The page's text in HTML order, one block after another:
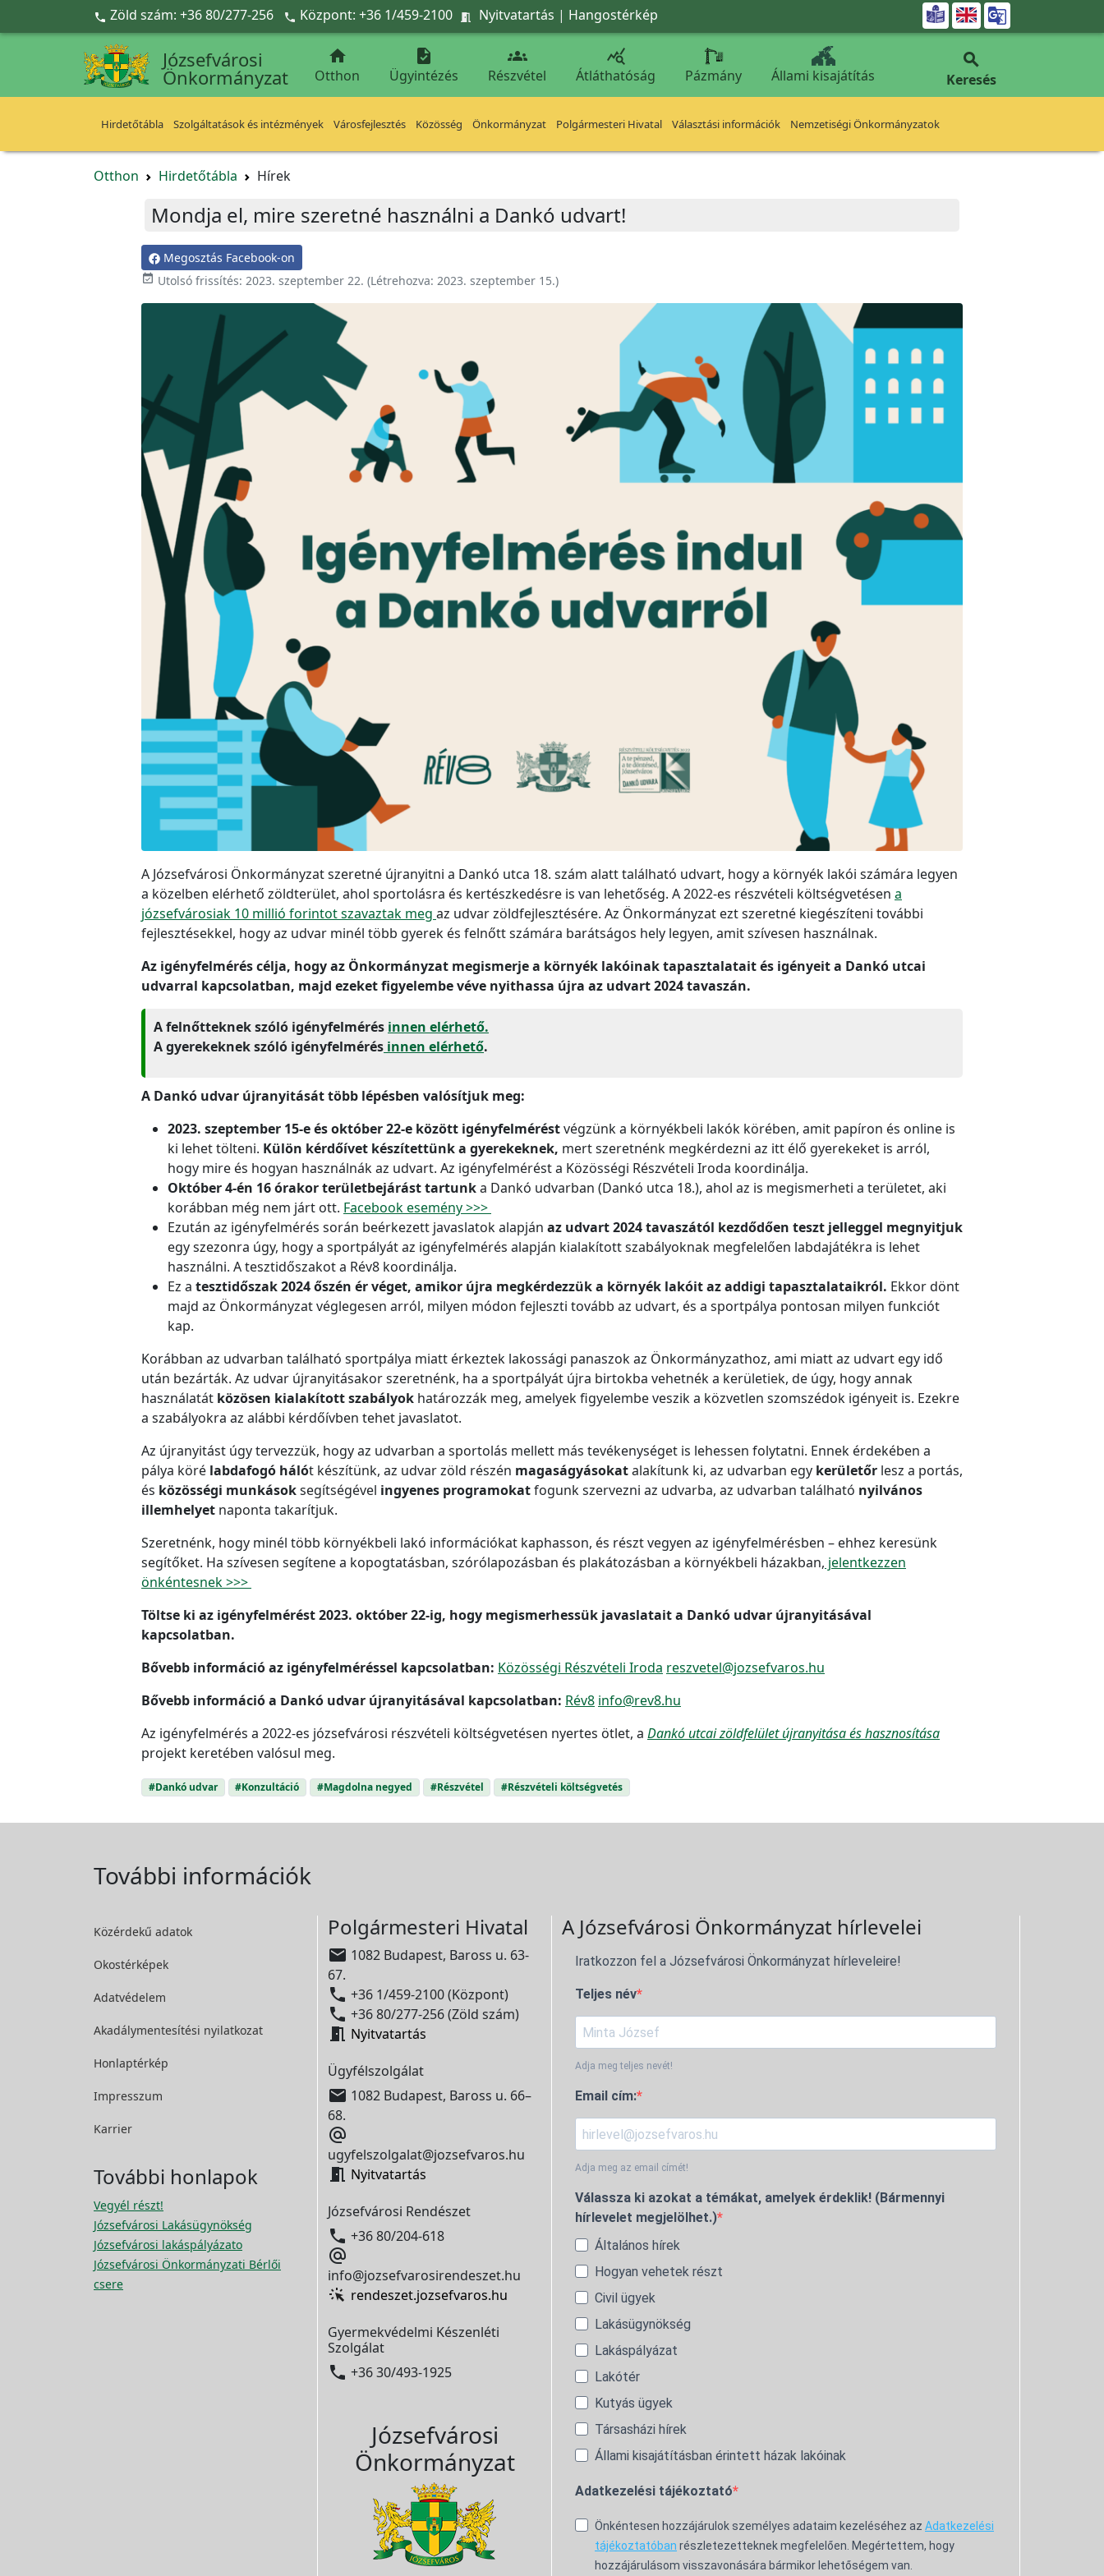
Ugrás a fő tartalomra
 Zöld szám: +36 80/277-256  Központ: +36 1/459-2100  Nyitvatartás | Hangostérkép 
Józsefvárosi
Önkormányzat

Otthon

Ügyintézés

Részvétel

Átláthatóság Pázmány Állami kisajátítás

Keresés
Hirdetőtábla Szolgáltatások és intézmények Városfejlesztés Közösség Önkormányzat Polgármesteri Hivatal Választási információk Nemzetiségi Önkormányzatok
Otthon Hirdetőtábla Hírek
Mondja el, mire szeretné használni a Dankó udvart!
Megosztás Facebook-on
 Utolsó frissítés: 2023. szeptember 22. (Létrehozva: 2023. szeptember 15.)
A Józsefvárosi Önkormányzat szeretné újranyitni a Dankó utca 18. szám alatt található udvart, hogy a környék lakói számára legyen
a közelben elérhető zöldterület, ahol sportolásra és kertészkedésre is van lehetőség. A 2022-es részvételi költségvetésen a
józsefvárosiak 10 millió forintot szavaztak meg az udvar zöldfejlesztésére. Az Önkormányzat ezt szeretné kiegészíteni további
fejlesztésekkel, hogy az udvar minél több gyerek és felnőtt számára barátságos hely legyen, amit szívesen használnak.
Az igényfelmérés célja, hogy az Önkormányzat megismerje a környék lakóinak tapasztalatait és igényeit a Dankó utcai
udvarral kapcsolatban, majd ezeket figyelembe véve nyithassa újra az udvart 2024 tavaszán.
A felnőtteknek szóló igényfelmérés innen elérhető.
A gyerekeknek szóló igényfelmérés innen elérhető.
A Dankó udvar újranyitását több lépésben valósítjuk meg:
2023. szeptember 15-e és október 22-e között igényfelméréstvégzünk a környékbeli lakók körében, amit papíron és online is
ki lehet tölteni. Külön kérdőívet készítettünk a gyerekeknek, mert szeretnénk megkérdezni az itt élő gyerekeket is arról,
hogy mire és hogyan használnák az udvart. Az igényfelmérést a Közösségi Részvételi Iroda koordinálja.
Október 4-én 16 órakor területbejárást tartunka Dankó udvarban (Dankó utca 18.), ahol az is megismerheti a területet, aki
korábban még nem járt ott. Facebook esemény >>>
Ezután az igényfelmérés során beérkezett javaslatok alapján az udvart 2024 tavaszától kezdődően teszt jelleggel megnyitjuk
egy szezonra úgy, hogy a sportpályát az igényfelmérés alapján kialakított szabályoknak megfelelően labdajátékra is lehet
használni. A tesztidőszakot a Rév8 koordinálja.
Ez a tesztidőszak 2024 őszén ér véget, amikor újra megkérdezzük a környék lakóit az addigi tapasztalataikról. Ekkor dönt
majd az Önkormányzat véglegesen arról, milyen módon fejleszti tovább az udvart, és a sportpálya pontosan milyen funkciót
kap.
Korábban az udvarban található sportpálya miatt érkeztek lakossági panaszok az Önkormányzathoz, ami miatt az udvart egy idő
után bezárták. Az udvar újranyitásakor szeretnénk, ha a sportpályát újra birtokba vehetnék a kerületiek, de úgy, hogy annak
használatát közösen kialakított szabályok határozzák meg, amelyek figyelembe veszik a közvetlen szomszédok igényeit is. Ezekre
a szabályokra az alábbi kérdőívben tehet javaslatot.
Az újranyitást úgy tervezzük, hogy az udvarban a sportolás mellett más tevékenységet is lehessen folytatni. Ennek érdekében a
pálya köré labdafogó hálót készítünk, az udvar zöld részén magaságyásokatalakítunk ki, az udvarban egy kerületőr lesz a portás,
és közösségi munkásoksegítségével ingyenes programokatfogunk szervezni az udvarba, az udvarban található nyilvános
illemhelyet naponta takarítjuk.
Szeretnénk, hogy minél több környékbeli lakó információkat kaphasson, és részt vegyen az igényfelmérésben – ehhez keresünk
segítőket. Ha szívesen segítene a kopogtatásban, szórólapozásban és plakátozásban a környékbeli házakban, jelentkezzen
önkéntesnek >>>
Töltse ki az igényfelmérést 2023. október 22-ig, hogy megismerhessük javaslatait a Dankó udvar újranyitásával
kapcsolatban.
Bővebb információ az igényfelméréssel kapcsolatban: Közösségi Részvételi Iroda reszvetel@jozsefvaros.hu
Bővebb információ a Dankó udvar újranyitásával kapcsolatban: Rév8 info@rev8.hu
Az igényfelmérés a 2022-es józsefvárosi részvételi költségvetésen nyertes ötlet, a Dankó utcai zöldfelület újranyitása és hasznosítása
projekt keretében valósul meg.
#Dankó udvar #Konzultáció #Magdolna negyed #Részvétel #Részvételi költségvetés
További információk
Közérdekű adatok
Okostérképek
Adatvédelem
Akadálymentesítési nyilatkozat
Honlaptérkép
Impresszum
Karrier
További honlapok
Vegyél részt!
Józsefvárosi Lakásügynökség
Józsefvárosi lakáspályázato
Józsefvárosi Önkormányzati Bérlői
csere
Polgármesteri Hivatal
 1082 Budapest, Baross u. 63-
67.
 +36 1/459-2100 (Központ)
 +36 80/277-256 (Zöld szám)
 Nyitvatartás
Ügyfélszolgálat
 1082 Budapest, Baross u. 66–
68.

ugyfelszolgalat@jozsefvaros.hu
 Nyitvatartás
Józsefvárosi Rendészet
 +36 80/204-618

info@jozsefvarosirendeszet.hu
rendeszet.jozsefvaros.hu
Gyermekvédelmi Készenléti
Szolgálat
 +36 30/493-1925
Józsefvárosi
Önkormányzat
A Józsefvárosi Önkormányzat hírlevelei
Iratkozzon fel a Józsefvárosi Önkormányzat hírleveleire!
Teljes név
Adja meg teljes nevét!
Email cím:
Adja meg az email címét!
Válassza ki azokat a témákat, amelyek érdeklik! (Bármennyi
hírlevelet megjelölhet.)
Általános hírek
Hogyan vehetek részt
Civil ügyek
Lakásügynökség
Lakáspályázat
Lakótér
Kutyás ügyek
Társasházi hírek
Állami kisajátításban érintett házak lakóinak
Adatkezelési tájékoztató
Önkéntesen hozzájárulok személyes adataim kezeléséhez az Adatkezelési
tájékoztatóban részletezetteknek megfelelően. Megértettem, hogy
hozzájárulásom visszavonására bármikor lehetőségem van.